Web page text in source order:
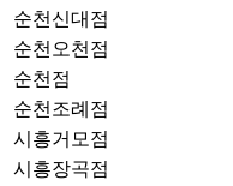
순천신대점
순천오천점
순천점
순천조례점
시흥거모점
시흥장곡점